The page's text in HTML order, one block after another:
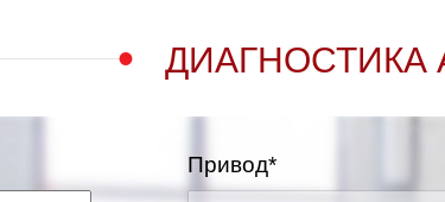
ДИАГНОСТИКА
Привод*